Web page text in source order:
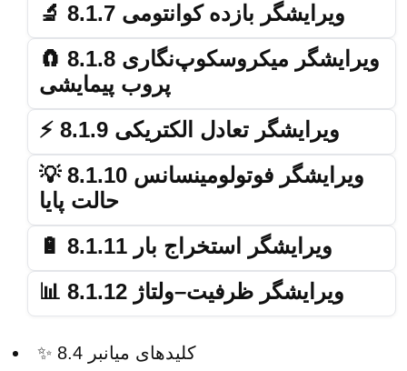
🔬 8.1.7 ویرایشگر بازده کوانتومی
🧲 8.1.8 ویرایشگر میکروسکوپ‌نگاری
پروب پیمایشی
⚡ 8.1.9 ویرایشگر تعادل الکتریکی
💡 8.1.10 ویرایشگر فوتولومینسانس
حالت پایا
🔋 8.1.11 ویرایشگر استخراج بار
📊 8.1.12 ویرایشگر ظرفیت–ولتاژ
✨ 8.4 کلیدهای میانبر